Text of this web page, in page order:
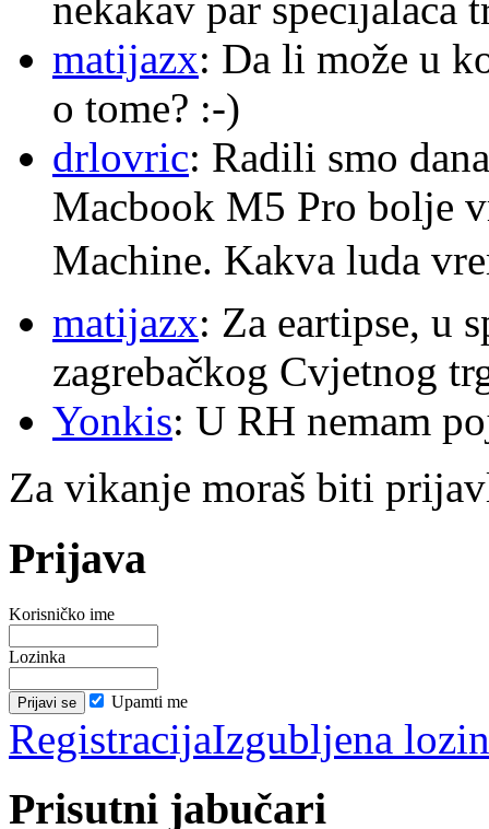
nekakav par
matijazx: Da li može u
o tome? :-)
drlovric: Radili smo
Macbook M5 Pro bolje
Machine. Kakva luda
matijazx: Za eartipse, u
zagrebačkog Cvjetnog
Yonkis: U RH nemam
Za vikanje moraš biti
Prijava
Korisničko ime
Lozinka
Upamti me
RegistracijaIzgubljena
Prisutni jabučari